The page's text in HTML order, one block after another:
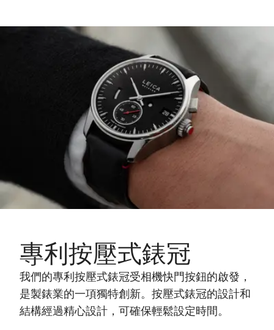
專利按壓式錶冠
我們的專利按壓式錶冠受相機快門按鈕的啟發，
是製錶業的一項獨特創新。按壓式錶冠的設計和
結構經過精心設計，可確保輕鬆設定時間。